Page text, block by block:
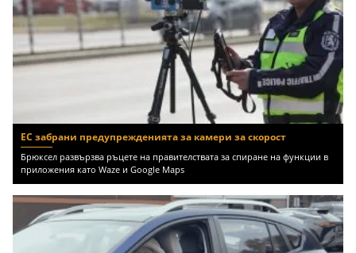
ЕС забрани предупрежденията за камери за скорост
Брюксел развързва ръцете на правителствата за спиране на функции в
приложения като Waze и Google Maps